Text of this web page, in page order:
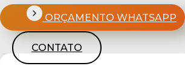
ORÇAMENTO WHATSAPP
CONTATO